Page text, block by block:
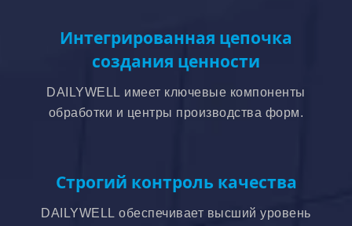
Интегрированная цепочка
создания ценности
DAILYWELL имеет ключевые компоненты
обработки и центры производства форм.
Строгий контроль качества
DAILYWELL обеспечивает высший уровень